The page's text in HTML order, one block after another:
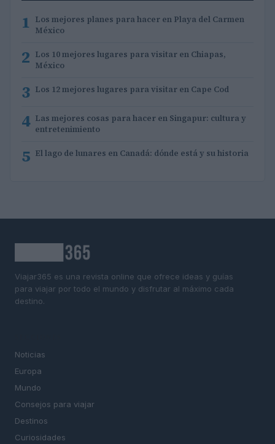
1 Los mejores planes para hacer en Playa del Carmen
México
2 Los 10 mejores lugares para visitar en Chiapas,
México
3 Los 12 mejores lugares para visitar en Cape Cod
4 Las mejores cosas para hacer en Singapur: cultura y
entretenimiento
5 El lago de lunares en Canadá: dónde está y su historia
Viajar365 es una revista online que ofrece ideas y guías
para viajar por todo el mundo y disfrutar al máximo cada
destino.
Noticias
Europa
Mundo
Consejos para viajar
Destinos
Curiosidades